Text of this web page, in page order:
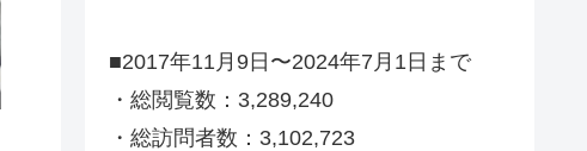
■2017年11月9日〜2024年7月1日まで
・総閲覧数：3,289,240
・総訪問者数：3,102,723